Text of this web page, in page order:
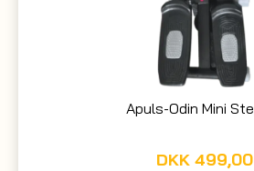
Apuls-Odin Mini
DKK 499,00